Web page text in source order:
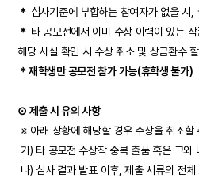
＊ 심사기준에 부합하는 참여자가 없을 시
＊ 타 공모전에서 이미 수상 이력이 있는
해당 사실 확인 시 수상 취소 및 상금환수
＊재학생만 공모전 참가 가능(휴학생 불가)
⊙ 제출 시 유의 사항
※ 아래 상황에 해당할 경우 수상을 취소할
가) 타 공모전 수상작 중복 출품 혹은 그와
나) 심사 결과 발표 이후, 제출 서류의 전체